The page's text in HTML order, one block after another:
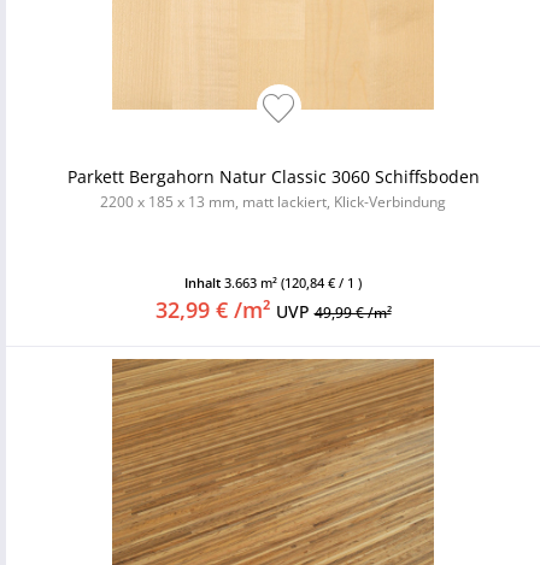
Parkett Bergahorn Natur Classic 3060 Schiffsboden
2200 x 185 x 13 mm, matt lackiert, Klick-Verbindung
Inhalt 3.663 m² (120,84 € / 1 )
32,99 € /m² UVP49,99 € /m²